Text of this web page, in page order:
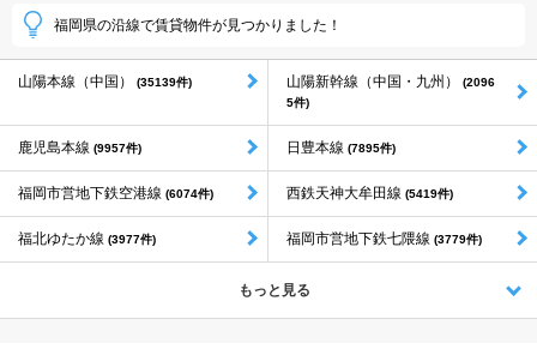
福岡県の沿線で賃貸物件が見つかりました！
山陽本線（中国） (35139件) 山陽新幹線（中国・九州）
(2096
5件)
鹿児島本線 (9957件) 日豊本線 (7895件)
福岡市営地下鉄空港線 (6074件) 西鉄天神大牟田線 (5419件)
福北ゆたか線 (3977件) 福岡市営地下鉄七隈線 (3779件)
もっと見る